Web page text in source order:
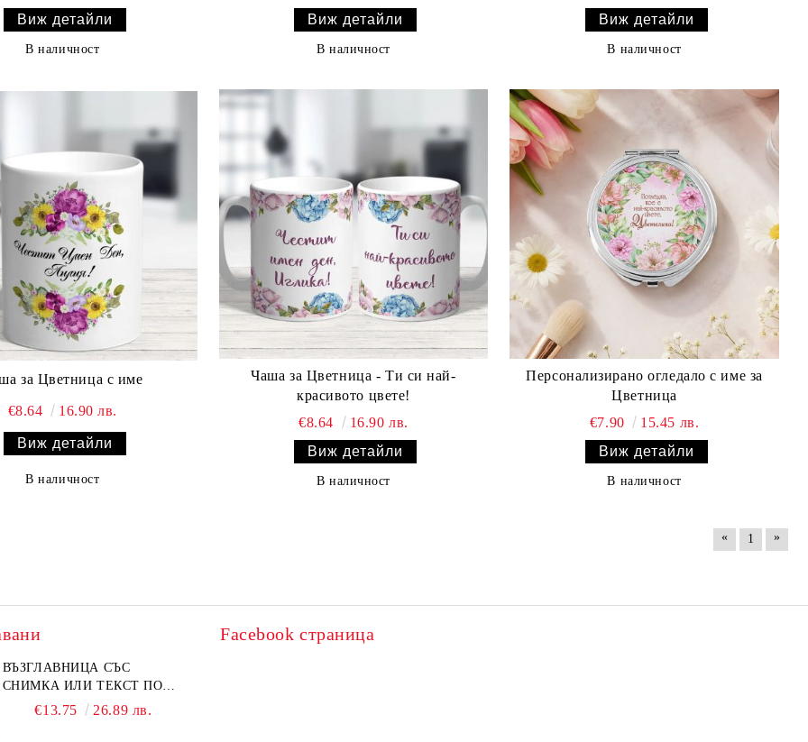
Виж детайли
В наличност
Виж детайли
В наличност
Виж детайли
В наличност
за Цветница с име
€8.64 16.90 лв.
Виж детайли
В наличност
Чаша за Цветница - Ти си най-
красивото цвете!
€8.64
16.90 лв.
Виж детайли
В наличност
Персонализирано огледало с име за
Цветница
€7.90
15.45 лв.
Виж детайли
В наличност
« 1 »
ВЪЗГЛАВНИЦА СЪС
СНИМКА ИЛИ ТЕКСТ ПО
ВАШ ДИЗАЙН
€13.75 26.89 лв.
Facebook страница